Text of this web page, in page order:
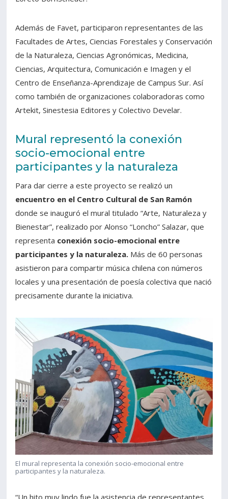
Además de Favet, participaron representantes de las
Facultades de Artes, Ciencias Forestales y Conservación
de la Naturaleza, Ciencias Agronómicas, Medicina,
Ciencias, Arquitectura, Comunicación e Imagen y el
Centro de Enseñanza-Aprendizaje de Campus Sur. Así
como también de organizaciones colaboradoras como
Artekit, Sinestesia Editores y Colectivo Develar.
Mural representó la conexión
socio-emocional entre
participantes y la naturaleza
Para dar cierre a este proyecto se realizó un
encuentro en el Centro Cultural de San Ramón
donde se inauguró el mural titulado “Arte, Naturaleza y
Bienestar”, realizado por Alonso “Loncho” Salazar, que
representa conexión socio-emocional entre
participantes y la naturaleza. Más de 60 personas
asistieron para compartir música chilena con números
locales y una presentación de poesía colectiva que nació
precisamente durante la iniciativa.
El mural representa la conexión socio-emocional entre
participantes y la naturaleza.
“Un hito muy lindo fue la asistencia de representantes